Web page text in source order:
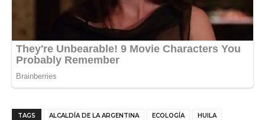
TAGS ALCALDÍA DE LA ARGENTINA ECOLOGÍA HUILA